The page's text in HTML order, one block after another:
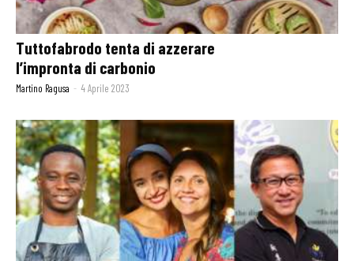
Tuttofabrodo tenta di azzerare
l’impronta di carbonio
Martino Ragusa - 4 Aprile 2023